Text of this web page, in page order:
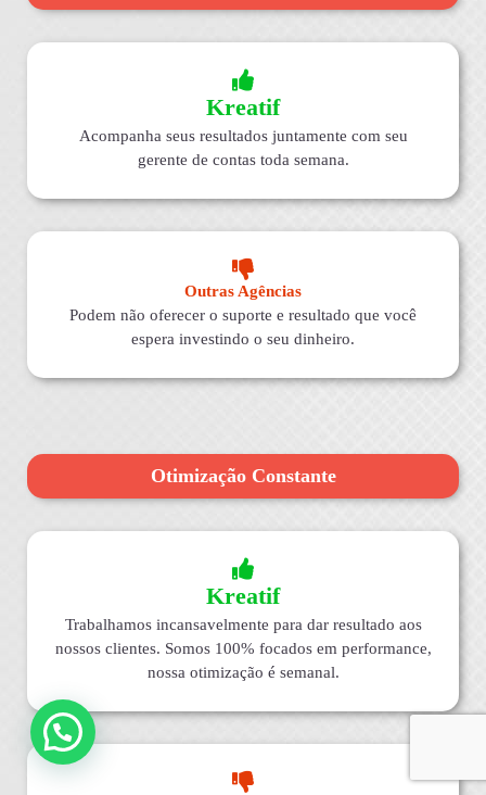
Kreatif
Acompanha seus resultados juntamente com seu
gerente de contas toda semana.
Outras Agências
Podem não oferecer o suporte e resultado que você
espera investindo o seu dinheiro.
Otimização Constante
Kreatif
Trabalhamos incansavelmente para dar resultado aos
nossos clientes. Somos 100% focados em performance,
nossa otimização é semanal.